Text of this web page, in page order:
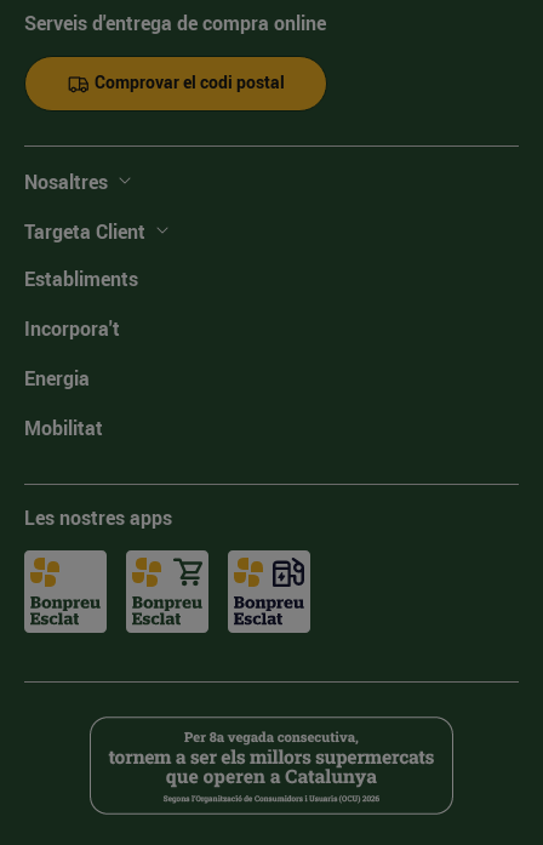
Serveis d'entrega de compra online
Comprovar el codi postal
Nosaltres
Targeta Client
Establiments
Incorpora't
Energia
Mobilitat
Les nostres apps